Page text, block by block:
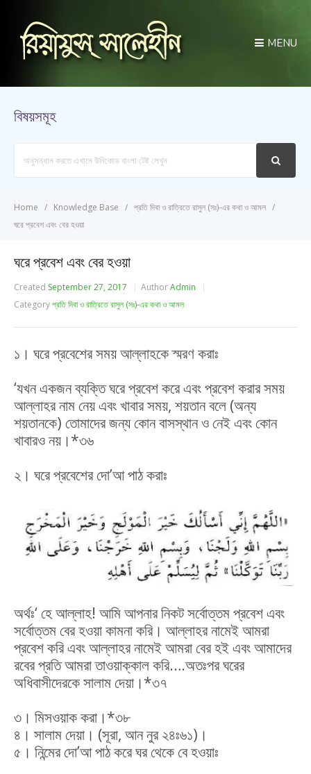
MENU
বিষয়সমূহ
Home Knowledge Base
প্রতি দিবা ও রাত্রিতে রাসুল (সঃ)-এর কথা ও আমল
ঘরে প্রবেশ এবং বের হওয়া
ঘরে প্রবেশ এবং বের হওয়া
Created September 27, 2017 AuthorAdmin
Categoryপ্রতি দিবা ও রাত্রিতে রাসুল (সঃ)-এর কথা ও আমল
১। ঘরে প্রবেশের সময় আল্লাহকে স্মরণ করাঃ
‘যখন একজন ব্যক্তি ঘরে প্রবেশ করে এবং প্রবেশ করার সময়
আল্লাহর নাম নেয় এবং খাবার সময়, শয়তান বলে (অন্য
শয়তানকে) তোমাদের জন্য কোন বাসস্থান ও নেই এবং কোন
খাবারও নয়।*৩৬
২। ঘরে প্রবেশের দো’আ পাঠ করাঃ
অর্থঃ‘ হে আল্লাহ! আমি আপনার নিকট সর্বোত্তম প্রবেশ এবং
সর্বোত্তম বের হওয়া কামনা করি। আল্লাহর নামেই আমরা
প্রবেশ করি এবং আল্লাহর নামেই আমরা বের হই এবং আমাদের
রবের প্রতি আমরা তাওয়াক্কাল করি….অতঃপর ঘরের
অধিবাসীদেরকে সালাম দেয়া।*৩৭
৩। মিসওয়াক করা।*৩৮
৪। সালাম দেয়া। (সূরা, আন নুর ২৪ঃ৬১)।
৫। নিন্মের দো’আ পাঠ করে ঘর থেকে বে হওয়াঃ